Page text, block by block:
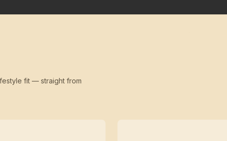
fit — straight from